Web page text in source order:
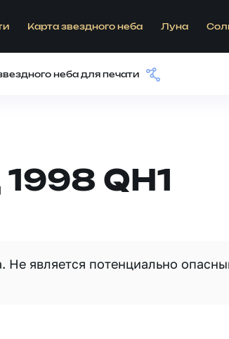
Карта звездного неба Луна
неба для печати
QH1
Не является потенциально